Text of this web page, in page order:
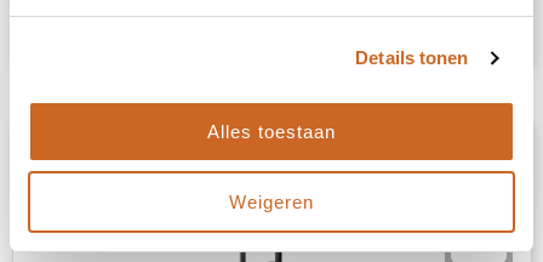
Details tonen
Alles toestaan
Weigeren
€ 38,12 Bekijk